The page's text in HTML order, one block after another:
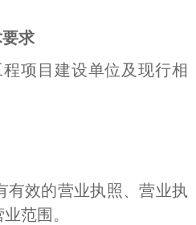
求
项目建设单位及现行相
有效的营业执照、营业执
范围。